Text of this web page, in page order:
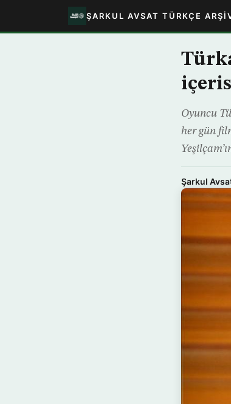
ŞARKUL AVSAT TÜRKÇE
Oyuncu
her gün
Şarkul